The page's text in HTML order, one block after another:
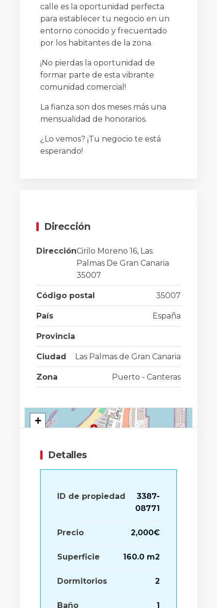
calle es la oportunidad perfecta
para establecer tu negocio en un
entorno conocido y frecuentado
por los habitantes de la zona.
¡No pierdas la oportunidad de
formar parte de esta vibrante
comunidad comercial!
La fianza son dos meses más una
mensualidad de honorarios.
¿Lo vemos? ¡Tu negocio te está
esperando!
Dirección
DirecciónCirilo Moreno 16, Las
Palmas De Gran Canaria
35007
Código postal 35007
País España
Provincia
Ciudad Las Palmas de Gran Canaria
Zona Puerto - Canteras
+
Detalles
ID de propiedad
3387-
08771
Precio 2,000€
Superficie 160.0 m2
Dormitorios 2
Baño 1